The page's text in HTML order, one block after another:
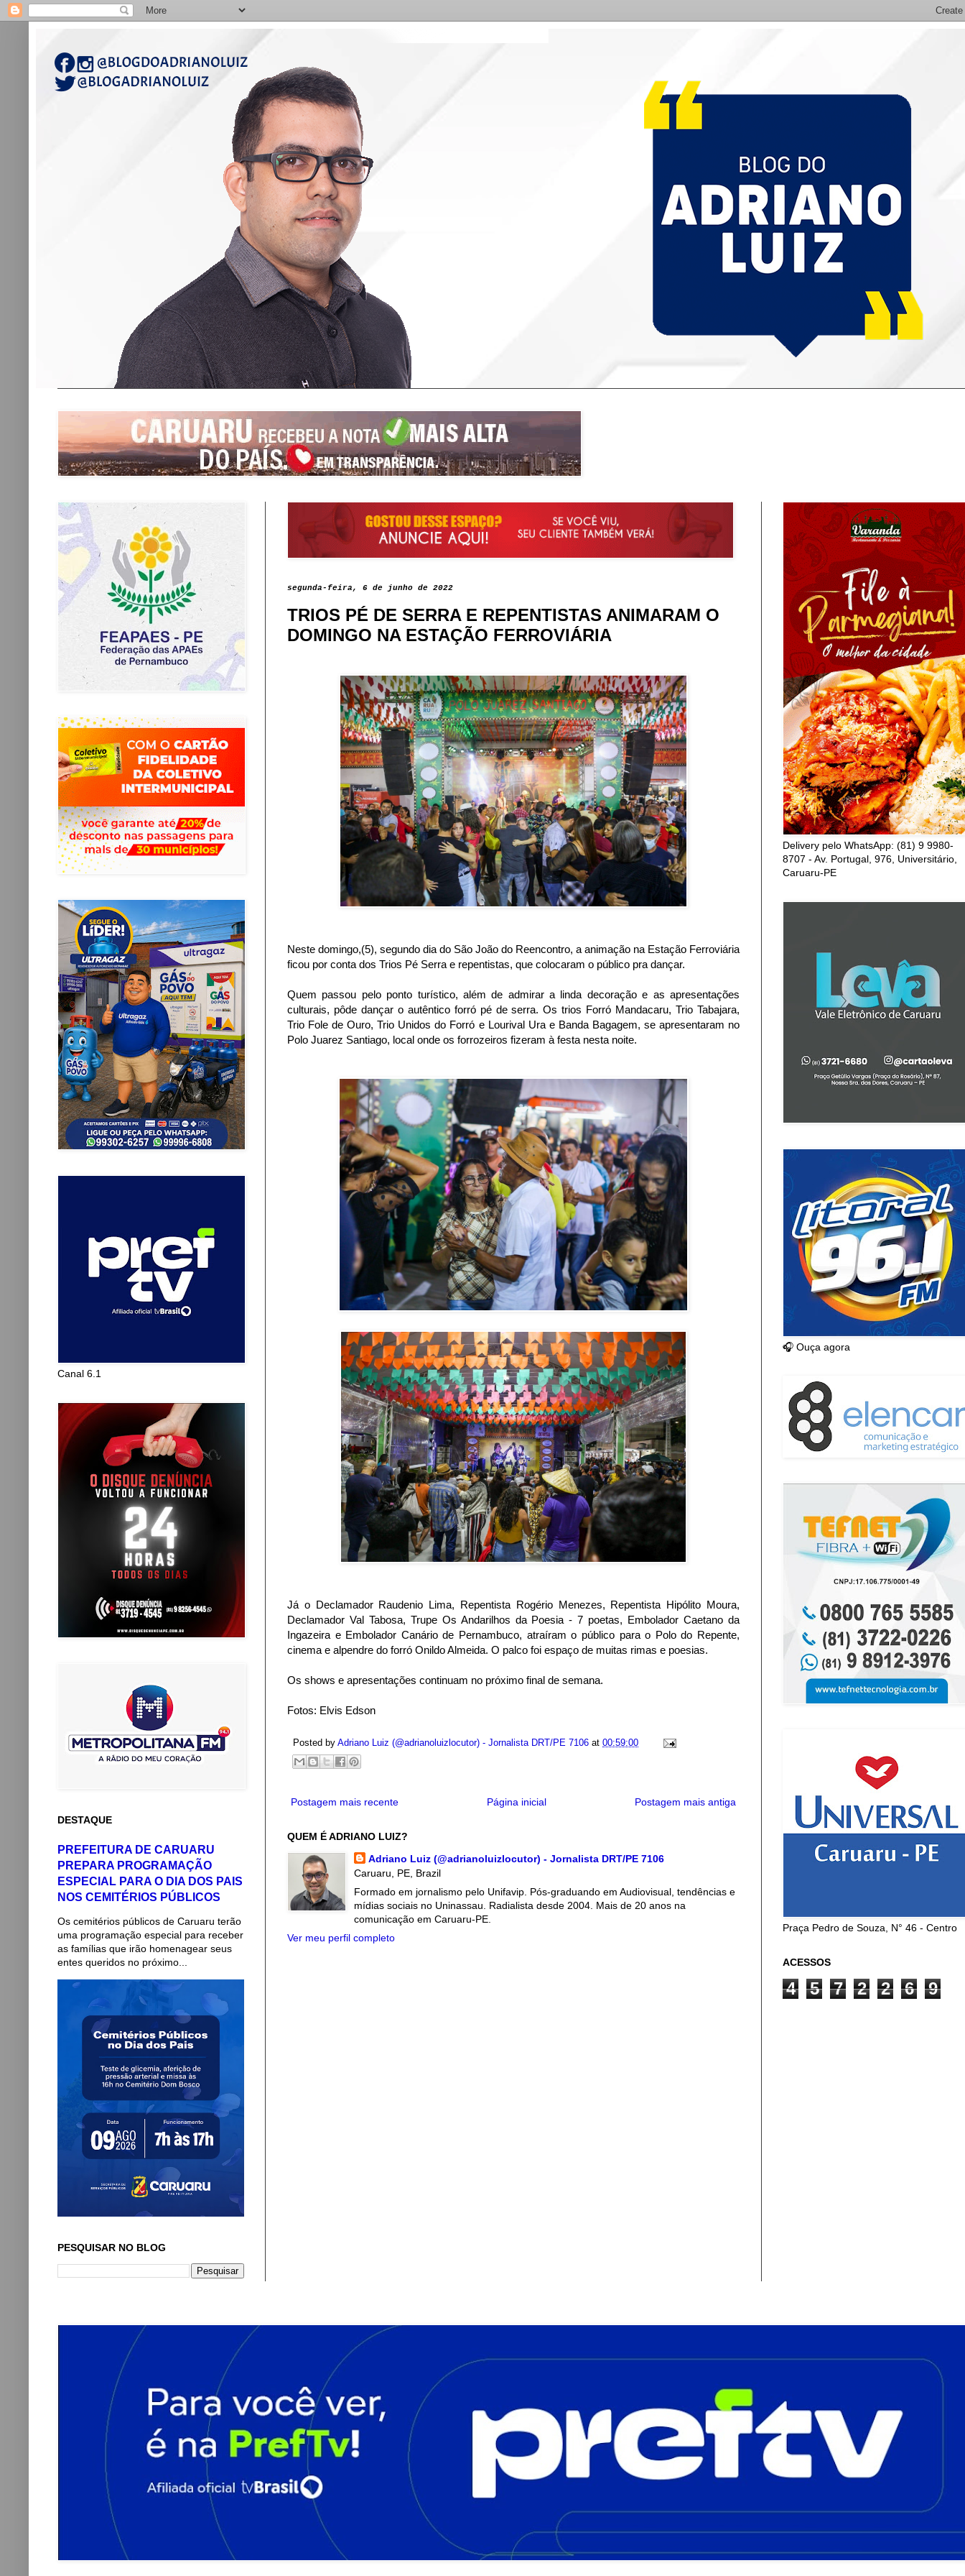
segunda-feira, 6 de junho de 2022
TRIOS PÉ DE SERRA E REPENTISTAS ANIMARAM O
DOMINGO NA ESTAÇÃO FERROVIÁRIA
Neste domingo,(5), segundo dia do São João do Reencontro, a animação na Estação Ferroviária
ficou por conta dos Trios Pé Serra e repentistas, que colocaram o público pra dançar.
Quem passou pelo ponto turístico, além de admirar a linda decoração e as apresentações
culturais, pôde dançar o autêntico forró pé de serra. Os trios Forró Mandacaru, Trio Tabajara,
Trio Fole de Ouro, Trio Unidos do Forró e Lourival Ura e Banda Bagagem, se apresentaram no
Polo Juarez Santiago, local onde os forrozeiros fizeram à festa nesta noite.
Já o Declamador Raudenio Lima, Repentista Rogério Menezes, Repentista Hipólito Moura,
Declamador Val Tabosa, Trupe Os Andarilhos da Poesia - 7 poetas, Embolador Caetano da
Ingazeira e Embolador Canário de Pernambuco, atraíram o público para o Polo do Repente,
cinema e alpendre do forró Onildo Almeida. O palco foi espaço de muitas rimas e poesias.
Os shows e apresentações continuam no próximo final de semana.
Fotos: Elvis Edson
Posted by Adriano Luiz (@adrianoluizlocutor) - Jornalista DRT/PE 7106 at 00:59:00
Postagem mais recente Postagem mais antiga
Página inicial
QUEM É ADRIANO LUIZ?
Adriano Luiz (@adrianoluizlocutor) - Jornalista DRT/PE 7106
Caruaru, PE, Brazil
Formado em jornalismo pelo Unifavip. Pós-graduando em Audiovisual, tendências e
mídias sociais no Uninassau. Radialista desde 2004. Mais de 20 anos na
comunicação em Caruaru-PE.
Ver meu perfil completo
Canal 6.1
DESTAQUE
PREFEITURA DE CARUARU
PREPARA PROGRAMAÇÃO
ESPECIAL PARA O DIA DOS PAIS
NOS CEMITÉRIOS PÚBLICOS
Os cemitérios públicos de Caruaru terão
uma programação especial para receber
as famílias que irão homenagear seus
entes queridos no próximo...
PESQUISAR NO BLOG
Delivery pelo WhatsApp: (81) 9 9980-
8707 - Av. Portugal, 976, Universitário,
Caruaru-PE
🎧 Ouça agora
Praça Pedro de Souza, N° 46 - Centro
ACESSOS
4 5 7 2 2 6 9